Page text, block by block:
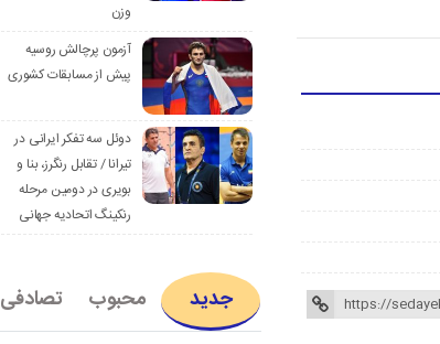
وزن
آزمون پرچالش روسیه
پیش از مسابقات کشوری
دوئل سه تفکر ایرانی در
تیرانا / تقابل رنگرز، بنا و
بویری در دومین مرحله
رنکینگ اتحادیه جهانی
جدید محبوب تصادفی